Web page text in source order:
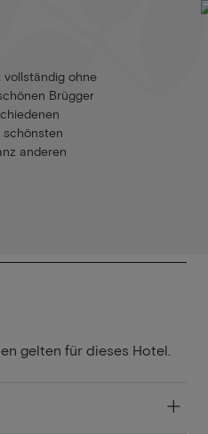
vollständig ohne
Brügger
schönsten
anderen
gelten für dieses Hotel.